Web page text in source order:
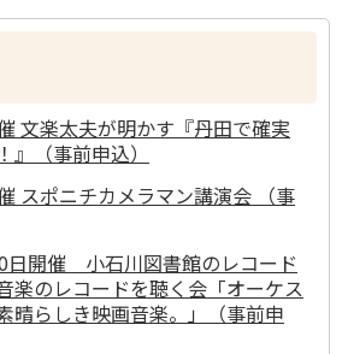
文楽太夫が明かす『丹田で確実
』（事前申込）
スポニチカメラマン講演会 （事
日開催 小石川図書館のレコード
楽のレコードを聴く会「オーケス
晴らしき映画音楽。」（事前申